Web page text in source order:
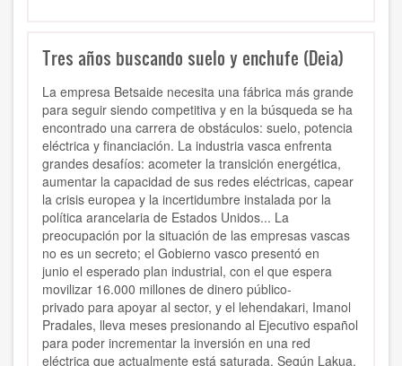
Tres años buscando suelo y enchufe (Deia)
La empresa Betsaide necesita una fábrica más grande
para seguir siendo competitiva y en la búsqueda se ha
encontrado una carrera de obstáculos: suelo, potencia
eléctrica y financiación. La industria vasca enfrenta
grandes desafíos: acometer la transición energética,
aumentar la capacidad de sus redes eléctricas, capear
la crisis europea y la incertidumbre instalada por la
política arancelaria de Estados Unidos... La
preocupación por la situación de las empresas vascas
no es un secreto; el Gobierno vasco presentó en
junio el esperado plan industrial, con el que espera
movilizar 16.000 millones de dinero público-
privado para apoyar al sector, y el lehendakari, Imanol
Pradales, lleva meses presionando al Ejecutivo español
para poder incrementar la inversión en una red
eléctrica que actualmente está saturada. Según Lakua,